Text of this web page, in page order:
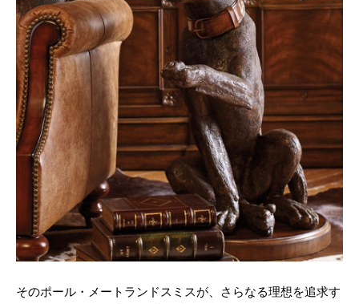
そのポール・メートランドスミスが、さらなる理想を追求す